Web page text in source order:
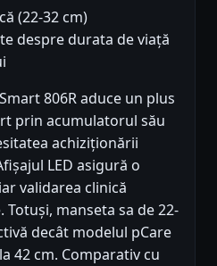
(22-32 cm)
despre durata de viață
806R aduce un plus
prin acumulatorul său
achiziționării
LED asigură o
validarea clinică
manseta sa de 22-
decât modelul pCare
42 cm. Comparativ cu